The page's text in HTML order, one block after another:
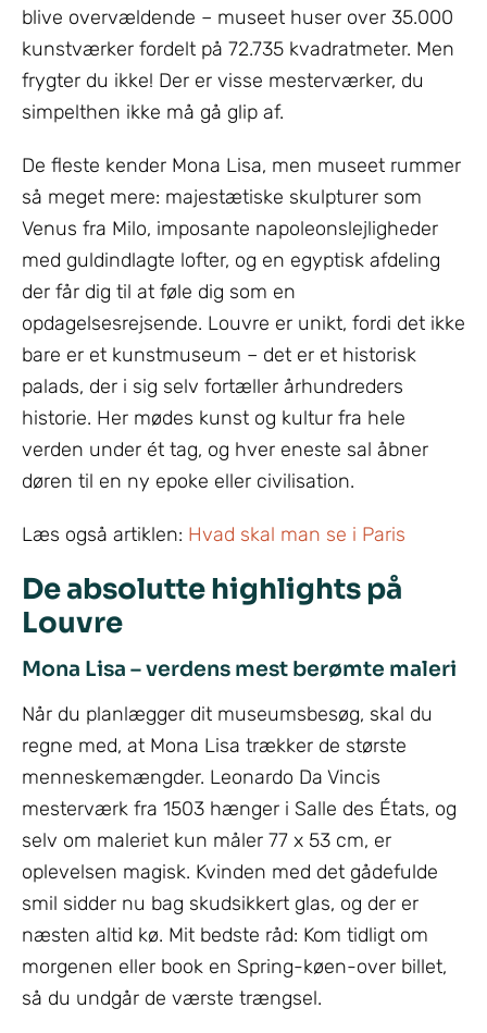
blive overvældende – museet huser over 35.000
kunstværker fordelt på 72.735 kvadratmeter. Men
frygter du ikke! Der er visse mesterværker, du
simpelthen ikke må gå glip af.
De fleste kender Mona Lisa, men museet rummer
så meget mere: majestætiske skulpturer som
Venus fra Milo, imposante napoleonslejligheder
med guldindlagte lofter, og en egyptisk afdeling
der får dig til at føle dig som en
opdagelsesrejsende. Louvre er unikt, fordi det ikke
bare er et kunstmuseum – det er et historisk
palads, der i sig selv fortæller århundreders
historie. Her mødes kunst og kultur fra hele
verden under ét tag, og hver eneste sal åbner
døren til en ny epoke eller civilisation.
Læs også artiklen: Hvad skal man se i Paris
De absolutte highlights på
Louvre
Mona Lisa – verdens mest berømte maleri
Når du planlægger dit museumsbesøg, skal du
regne med, at Mona Lisa trækker de største
menneskemængder. Leonardo Da Vincis
mesterværk fra 1503 hænger i Salle des États, og
selv om maleriet kun måler 77 x 53 cm, er
oplevelsen magisk. Kvinden med det gådefulde
smil sidder nu bag skudsikkert glas, og der er
næsten altid kø. Mit bedste råd: Kom tidligt om
morgenen eller book en Spring-køen-over billet,
så du undgår de værste trængsel.